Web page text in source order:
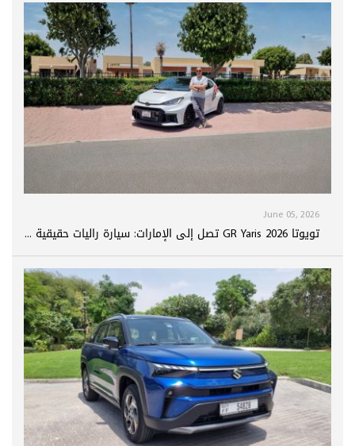
June 05, 2026
تويوتا GR Yaris 2026 تصل إلى الإمارات: سيارة راليات حقيقية ...